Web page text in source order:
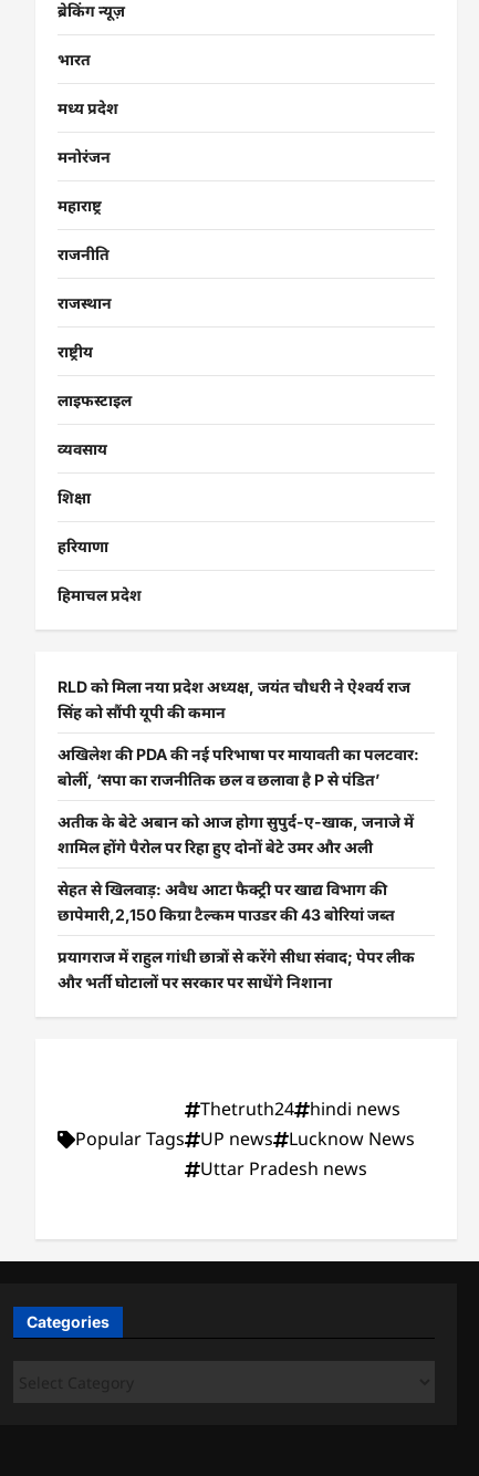
ब्रेकिंग न्यूज़
भारत
मध्य प्रदेश
मनोरंजन
महाराष्ट्र
राजनीति
राजस्थान
राष्ट्रीय
लाइफस्टाइल
व्यवसाय
शिक्षा
हरियाणा
हिमाचल प्रदेश
RLD को मिला नया प्रदेश अध्यक्ष, जयंत चौधरी ने ऐश्वर्य राज
सिंह को सौंपी यूपी की कमान
अखिलेश की PDA की नई परिभाषा पर मायावती का पलटवार:
बोलीं, ‘सपा का राजनीतिक छल व छलावा है P से पंडित’
अतीक के बेटे अबान को आज होगा सुपुर्द-ए-खाक, जनाजे में
शामिल होंगे पैरोल पर रिहा हुए दोनों बेटे उमर और अली
सेहत से खिलवाड़: अवैध आटा फैक्ट्री पर खाद्य विभाग की
छापेमारी,2,150 किग्रा टैल्कम पाउडर की 43 बोरियां जब्त
प्रयागराज में राहुल गांधी छात्रों से करेंगे सीधा संवाद; पेपर लीक
और भर्ती घोटालों पर सरकार पर साधेंगे निशाना
Popular Tags
Thetruth24
hindi news
UP news
Lucknow News
Uttar Pradesh news
Categories